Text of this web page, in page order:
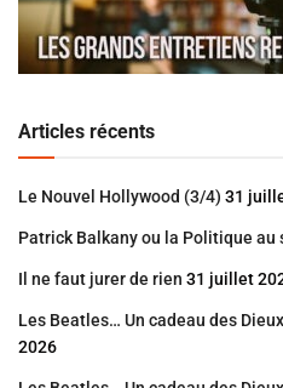
Articles récents
Le Nouvel Hollywood (3/4) 31
Patrick Balkany ou la Politique au
Il ne faut jurer de rien 31 juillet
Les Beatles… Un cadeau des
2026